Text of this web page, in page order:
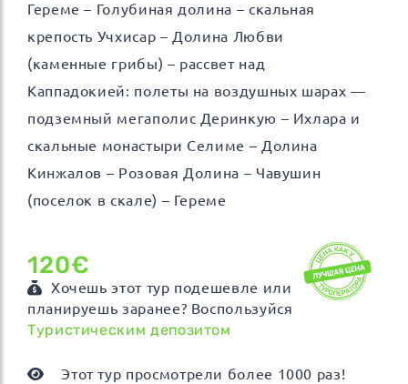
Гереме – Голубиная долина – скальная
крепость Учхисар – Долина Любви
(каменные грибы) – рассвет над
Каппадокией: полеты на воздушных шарах —
подземный мегаполис Деринкую – Ихлара и
скальные монастыри Селиме – Долина
Кинжалов – Розовая Долина – Чавушин
(поселок в скале) – Гереме
120€
Хочешь этот тур подешевле или
планируешь заранее? Воспользуйся
Туристическим депозитом
Этот тур просмотрели более 1000 раз!